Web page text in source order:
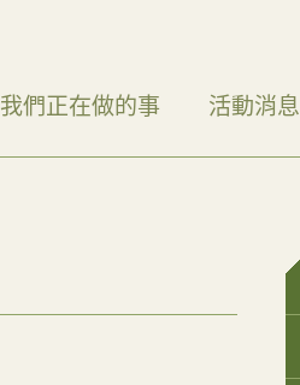
我們正在做的事 活動消息